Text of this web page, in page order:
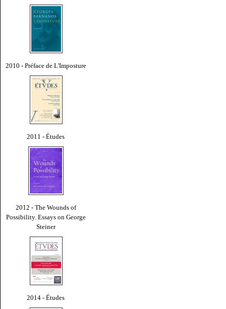
2010 - Préface de L'Imposture
2011 - Études
2012 - The Wounds of
Possibility. Essays on George
Steiner
2014 - Études